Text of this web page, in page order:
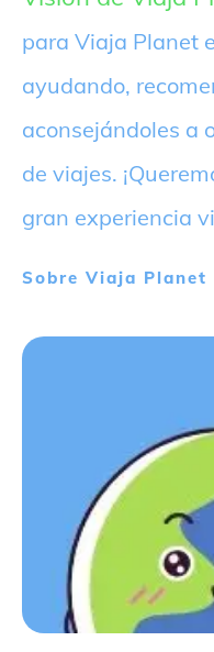
para Viaja Planet
ayudando,
aconsejándoles a
de viajes.
gran experiencia
Sobre Viaja Planet